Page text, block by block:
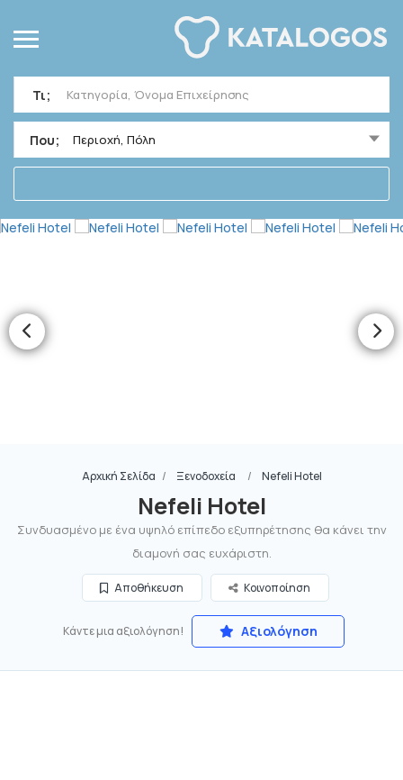
Τι;
Που; Περιοχή, Πόλη
Αρχική Σελίδα Ξενοδοχεία Nefeli Hotel
Nefeli Hotel
Συνδυασμένο με ένα υψηλό επίπεδο εξυπηρέτησης θα κάνει την
διαμονή σας ευχάριστη.
Αποθήκευση Κοινοποίηση
Κάντε μια αξιολόγηση! Αξιολόγηση